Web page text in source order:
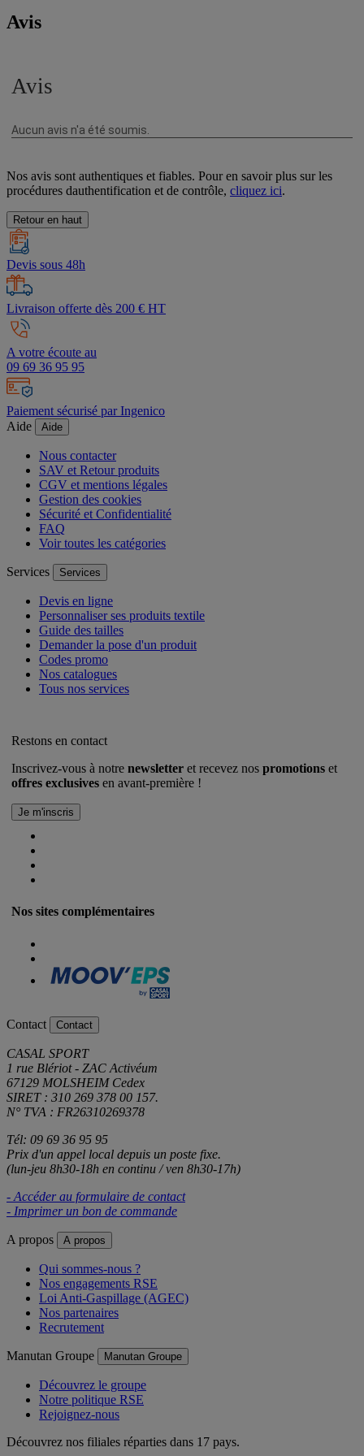
Avis
Nos avis sont authentiques et fiables. Pour en savoir plus sur les
procédures dauthentification et de contrôle, cliquez ici.
Retour en haut
Devis sous 48h
Livraison offerte dès 200 € HT
A votre écoute au
09 69 36 95 95
Paiement sécurisé par Ingenico
Aide
Aide
Nous contacter
SAV et Retour produits
CGV et mentions légales
Gestion des cookies
Sécurité et Confidentialité
FAQ
Voir toutes les catégories
Services Services
Devis en ligne
Personnaliser ses produits textile
Guide des tailles
Demander la pose d'un produit
Codes promo
Nos catalogues
Tous nos services
Restons en contact
Inscrivez-vous à notre newsletter et recevez nos promotions et
offres exclusives en avant-première !
Nos sites complémentaires
Contact Contact
CASAL SPORT
1 rue Blériot - ZAC Activéum
67129 MOLSHEIM Cedex
SIRET : 310 269 378 00 157.
N° TVA : FR26310269378
Tél: 09 69 36 95 95
Prix d'un appel local depuis un poste fixe.
(lun-jeu 8h30-18h en continu / ven 8h30-17h)
- Accéder au formulaire de contact
- Imprimer un bon de commande
A propos A propos
Qui sommes-nous ?
Nos engagements RSE
Loi Anti-Gaspillage (AGEC)
Nos partenaires
Recrutement
Manutan Groupe Manutan Groupe
Découvrez le groupe
Notre politique RSE
Rejoignez-nous
Découvrez nos filiales réparties dans 17 pays.